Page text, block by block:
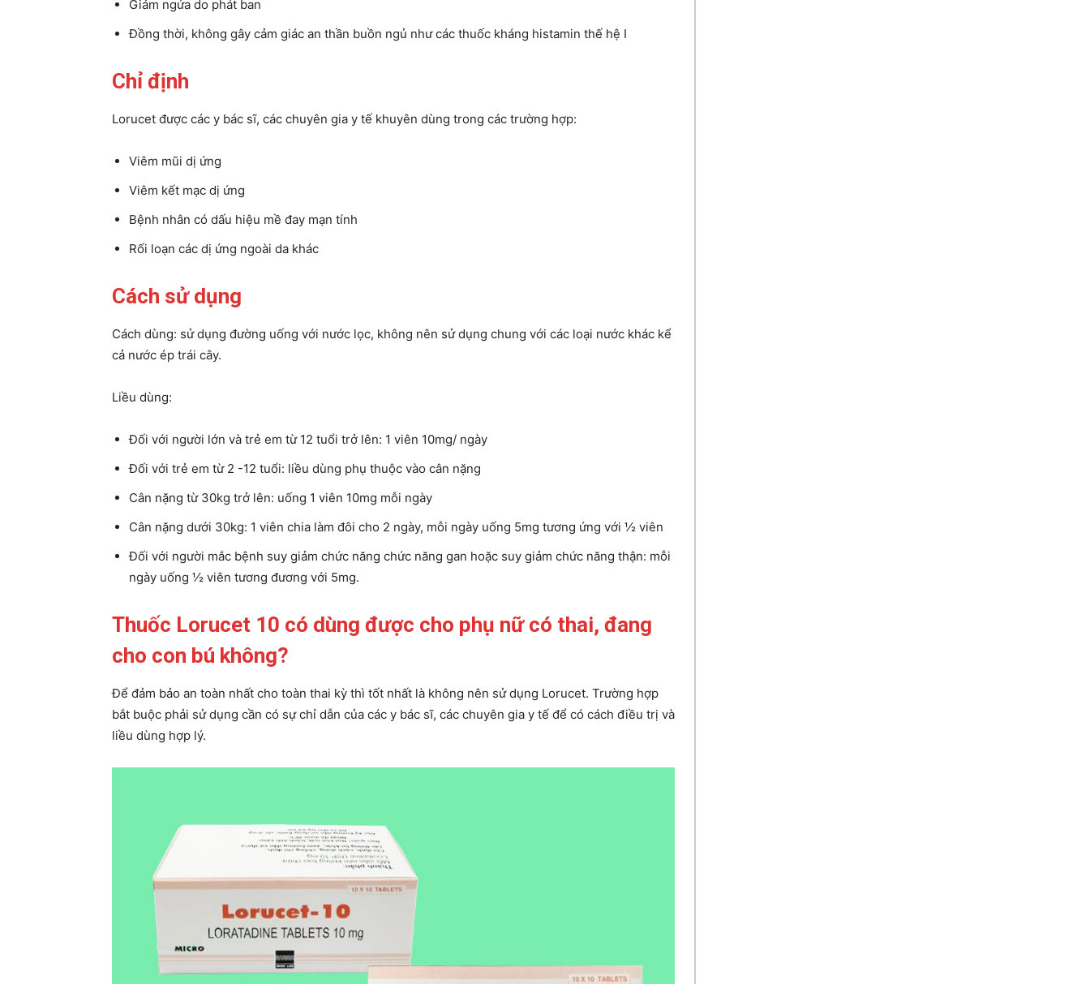
Giảm ngứa do phát ban
Đồng thời, không gây cảm giác an thần buồn ngủ như các thuốc kháng histamin thế hệ I
Chỉ định
Lorucet được các y bác sĩ, các chuyên gia y tế khuyên dùng trong các trường hợp:
Viêm mũi dị ứng
Viêm kết mạc dị ứng
Bệnh nhân có dấu hiệu mề đay mạn tính
Rối loạn các dị ứng ngoài da khác
Cách sử dụng
Cách dùng: sử dụng đường uống với nước lọc, không nên sử dụng chung với các loại nước khác kể
cả nước ép trái cây.
Liều dùng:
Đối với người lớn và trẻ em từ 12 tuổi trở lên: 1 viên 10mg/ ngày
Đối với trẻ em từ 2 -12 tuổi: liều dùng phụ thuộc vào cân nặng
Cân nặng từ 30kg trở lên: uống 1 viên 10mg mỗi ngày
Cân nặng dưới 30kg: 1 viên chia làm đôi cho 2 ngày, mỗi ngày uống 5mg tương ứng với ½ viên
Đối với người mắc bệnh suy giảm chức năng chức năng gan hoặc suy giảm chức năng thận: mỗi
ngày uống ½ viên tương đương với 5mg.
Thuốc Lorucet 10 có dùng được cho phụ nữ có thai, đang
cho con bú không?
Để đảm bảo an toàn nhất cho toàn thai kỳ thì tốt nhất là không nên sử dụng Lorucet. Trường hợp
bắt buộc phải sử dụng cần có sự chỉ dẫn của các y bác sĩ, các chuyên gia y tế để có cách điều trị và
liều dùng hợp lý.